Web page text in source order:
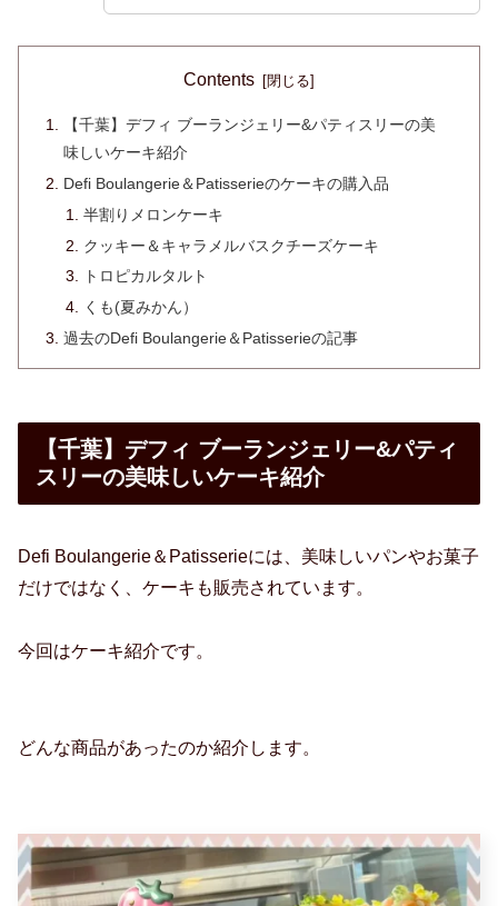
Contents
【千葉】デフィ ブーランジェリー&パティスリーの美
味しいケーキ紹介
Defi Boulangerie＆Patisserieのケーキの購入品
半割りメロンケーキ
クッキー＆キャラメルバスクチーズケーキ
トロピカルタルト
くも(夏みかん）
過去のDefi Boulangerie＆Patisserieの記事
【千葉】デフィ ブーランジェリー&パティ
スリーの美味しいケーキ紹介
Defi Boulangerie＆Patisserieには、美味しいパンやお菓子
だけではなく、ケーキも販売されています。
今回はケーキ紹介です。
どんな商品があったのか紹介します。